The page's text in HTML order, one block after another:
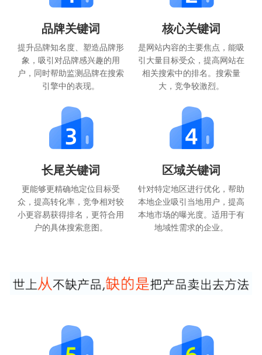
品牌关键词
提升品牌知名度、塑造品牌形
象，吸引对品牌感兴趣的用
户，同时帮助监测品牌在搜索
引擎中的表现。
核心关键词
是网站内容的主要焦点，能吸
引大量目标受众，提高网站在
相关搜索中的排名。搜索量
大，竞争较激烈。
长尾关键词
更能够更精确地定位目标受
众，提高转化率，竞争相对较
小更容易获得排名，更符合用
户的具体搜索意图。
区域关键词
针对特定地区进行优化，帮助
本地企业吸引当地用户，提高
本地市场的曝光度。适用于有
地域性需求的企业。